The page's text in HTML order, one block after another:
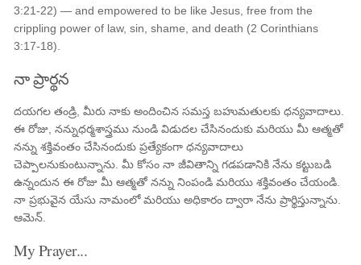
3:21-22) — and empowered to be like Jesus, free from the
crippling power of law, sin, shame, and death (2 Corinthians
3:17-18).
నా ప్రార్థన
దయగల తండ్రి, మీరు నాకు అందించిన సమస్త బహుమతులకు ధన్యవాదాలు.
ఈ రోజు, నన్నుధర్మశాస్త్రము నుండి విడుదల చేసినందుకు మరియు మీ ఆత్మతో
నన్ను శక్తివంతం చేసినందుకు ప్రత్యేకంగా ధన్యవాదాలు
చెప్పాలనుకుంటున్నాను. మీ కోసం నా జీవితాన్ని గడపడానికి నేను కట్టుబడి
ఉన్నందున ఈ రోజు మీ ఆత్మతో నన్ను నింపండి మరియు శక్తివంతం చేయండి.
నా ప్రభువైన యేసు నామంలో మరియు అధికారం ద్వారా నేను ప్రార్థిస్తున్నాను.
ఆమెన్.
My Prayer...